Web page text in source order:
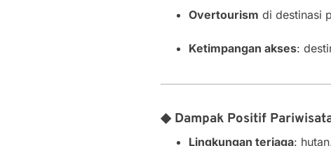
Overtourism di destinasi
Ketimpangan akses:
◆ Dampak Positif
Lingkungan terjaga: